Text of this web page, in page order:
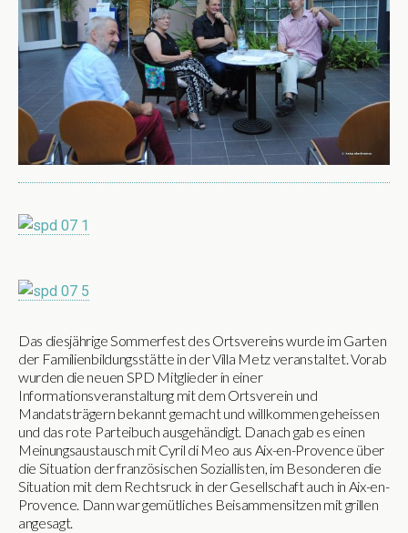
Das diesjährige Sommerfest des Ortsvereins wurde im Garten
der Familienbildungsstätte in der Villa Metz veranstaltet. Vorab
wurden die neuen SPD Mitglieder in einer
Informationsveranstaltung mit dem Ortsverein und
Mandatsträgern bekannt gemacht und willkommen geheissen
und das rote Parteibuch ausgehändigt. Danach gab es einen
Meinungsaustausch mit Cyril di Meo aus Aix-en-Provence über
die Situation der französischen Soziallisten, im Besonderen die
Situation mit dem Rechtsruck in der Gesellschaft auch in Aix-en-
Provence. Dann war gemütliches Beisammensitzen mit grillen
angesagt.